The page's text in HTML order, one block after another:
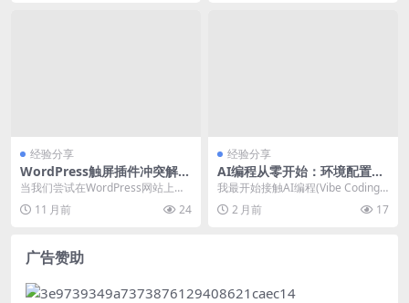
经验分享
WordPress触屏插件冲突解决
方法与最佳实践
当我们尝试在WordPress网站上启
用触屏插件以提升移动端用户体验
时，可能会遇...
11 月前 24
经验分享
AI编程从零开始：环境配置到
开发调试
我最开始接触AI编程(Vibe Coding)
是去年，因为我以前没写过Chro
m...2 月前 17
广告赞助